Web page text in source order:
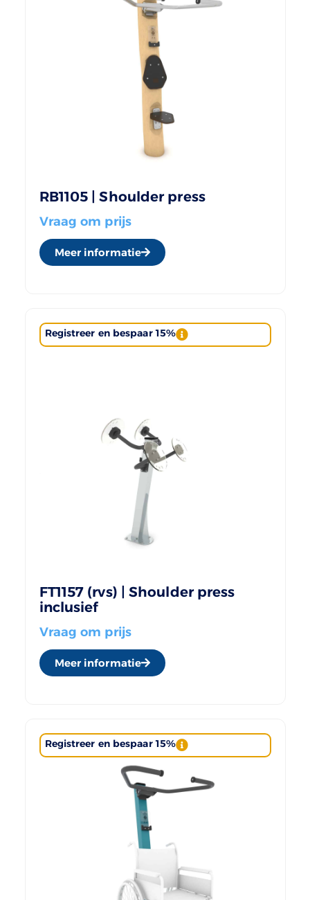
RB1105 | Shoulder press
Vraag om prijs
Meer informatie
Registreer en bespaar 15%
FT1157 (rvs) | Shoulder press
inclusief
Vraag om prijs
Meer informatie
Registreer en bespaar 15%